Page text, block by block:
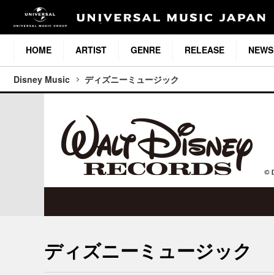
HOME ARTIST GENRE RELEASE NEWS
Disney Music ディズニーミュージック
ディズニーミュージック